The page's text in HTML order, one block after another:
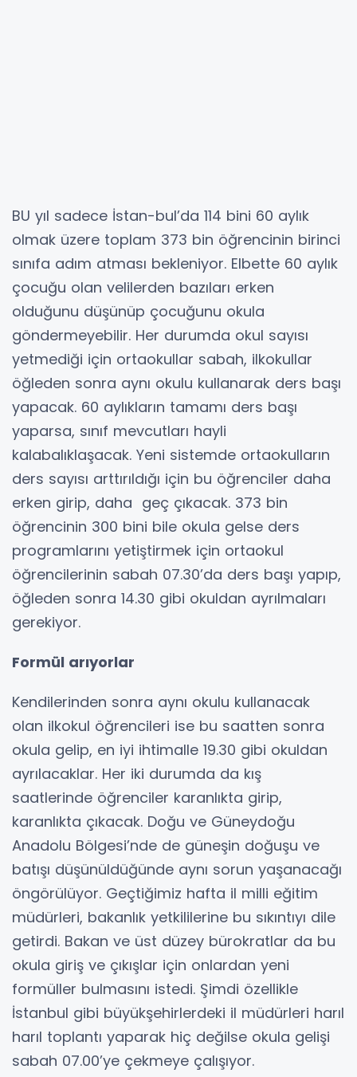
BU yıl sadece İstan-bul’da 114 bini 60 aylık
olmak üzere toplam 373 bin öğrencinin birinci
sınıfa adım atması bekleniyor. Elbette 60 aylık
çocuğu olan velilerden bazıları erken
olduğunu düşünüp çocuğunu okula
göndermeyebilir. Her durumda okul sayısı
yetmediği için ortaokullar sabah, ilkokullar
öğleden sonra aynı okulu kullanarak ders başı
yapacak. 60 aylıkların tamamı ders başı
yaparsa, sınıf mevcutları hayli
kalabalıklaşacak. Yeni sistemde ortaokulların
ders sayısı arttırıldığı için bu öğrenciler daha
erken girip, daha geç çıkacak. 373 bin
öğrencinin 300 bini bile okula gelse ders
programlarını yetiştirmek için ortaokul
öğrencilerinin sabah 07.30’da ders başı yapıp,
öğleden sonra 14.30 gibi okuldan ayrılmaları
gerekiyor.
Formül arıyorlar
Kendilerinden sonra aynı okulu kullanacak
olan ilkokul öğrencileri ise bu saatten sonra
okula gelip, en iyi ihtimalle 19.30 gibi okuldan
ayrılacaklar. Her iki durumda da kış
saatlerinde öğrenciler karanlıkta girip,
karanlıkta çıkacak. Doğu ve Güneydoğu
Anadolu Bölgesi’nde de güneşin doğuşu ve
batışı düşünüldüğünde aynı sorun yaşanacağı
öngörülüyor. Geçtiğimiz hafta il milli eğitim
müdürleri, bakanlık yetkililerine bu sıkıntıyı dile
getirdi. Bakan ve üst düzey bürokratlar da bu
okula giriş ve çıkışlar için onlardan yeni
formüller bulmasını istedi. Şimdi özellikle
İstanbul gibi büyükşehirlerdeki il müdürleri harıl
harıl toplantı yaparak hiç değilse okula gelişi
sabah 07.00’ye çekmeye çalışıyor.